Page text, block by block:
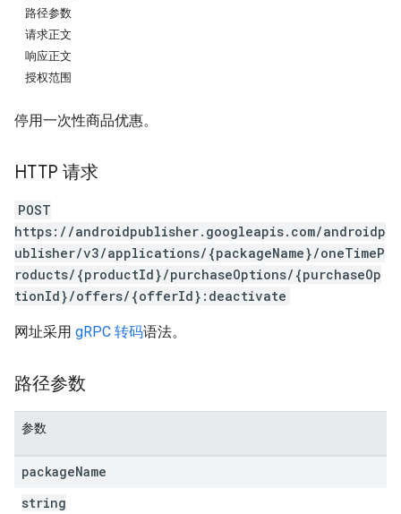
路径参数
请求正文
响应正文
授权范围
停用一次性商品优惠。
HTTP 请求
POST
https://androidpublisher.googleapis.com/androidp
ublisher/v3/applications/{packageName}/oneTimeP
roducts/{productId}/purchaseOptions/{purchaseOp
tionId}/offers/{offerId}:deactivate
网址采用 gRPC 转码语法。
路径参数
参数
packageName
string